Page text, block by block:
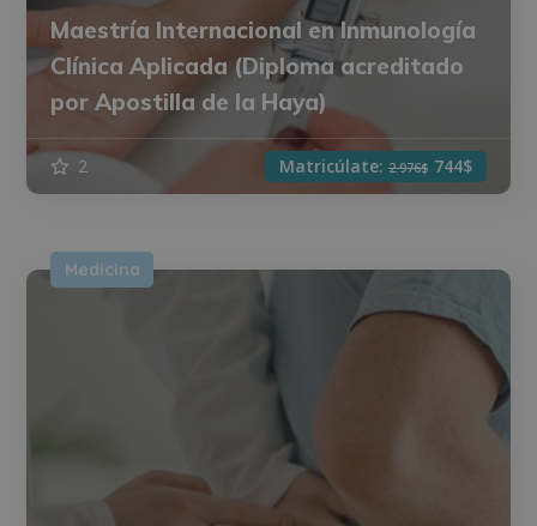
Maestría Internacional en Inmunología
Clínica Aplicada (Diploma acreditado
por Apostilla de la Haya)
2 Matricúlate: 2.976$ 744$
Medicina